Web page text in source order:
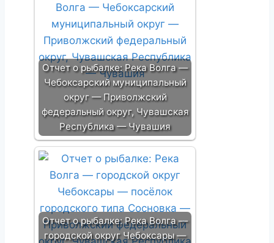
Отчет о рыбалке: Река Волга —
Чебоксарский муниципальный
округ — Приволжский
федеральный округ, Чувашская
Республика — Чувашия
Отчет о рыбалке: Река Волга —
городской округ Чебоксары —